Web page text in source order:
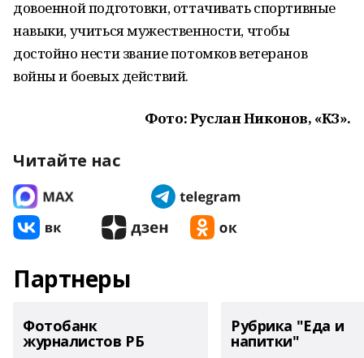
довоенной подготовки, оттачивать спортивные
навыки, учиться мужественности, чтобы
достойно нести звание потомков ветеранов
войны и боевых действий.
Фото: Руслан Никонов, «КЗ».
Читайте нас
Партнеры
Фотобанк
журналистов РБ
Рубрика "Еда и
напитки"